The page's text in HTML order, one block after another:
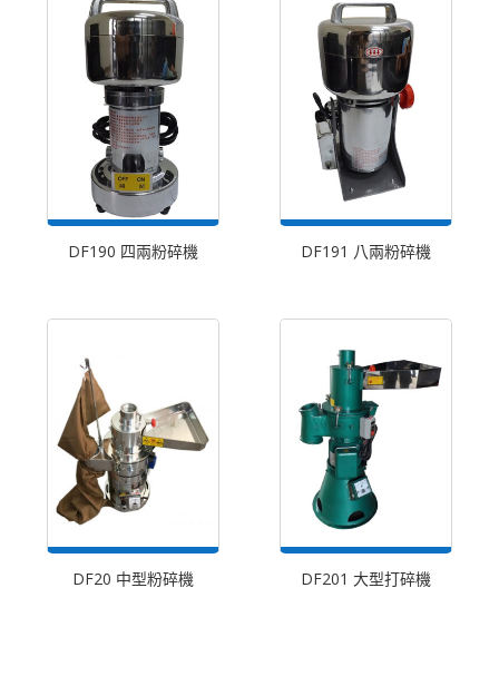
DF190 四兩粉碎機 DF191 八兩粉碎機
DF20 中型粉碎機 DF201 大型打碎機